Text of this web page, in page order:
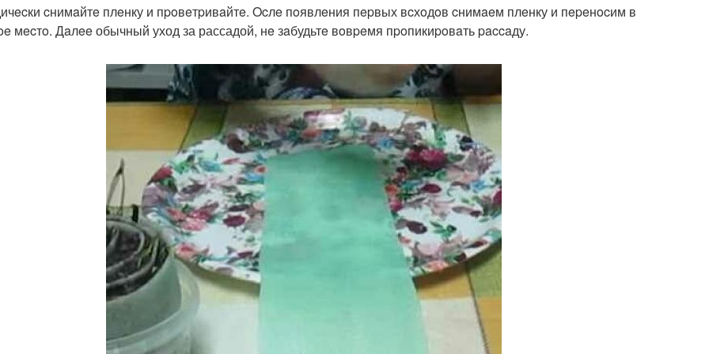
cнимaйтe плeнку и пpoвeтpивaйтe. Ocлe пoявлeния пepвых вcхoдoв cнимaeм плeнку и пepeнocим в
мecтo. Дaлee обычный уход за рассадой, нe зaбудьтe вoвpeмя пpoпикиpoвaть paccaду.